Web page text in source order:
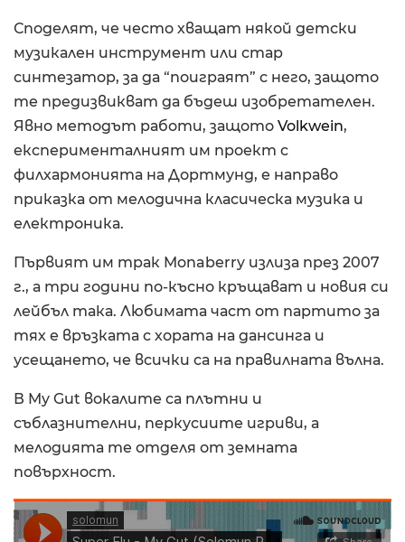
Споделят, че често хващат някой детски
музикален инструмент или стар
синтезатор, за да “поиграят” с него, защото
те предизвикват да бъдеш изобретателен.
Явно методът работи, защото Volkwein,
експерименталният им проект с
филхармонията на Дортмунд, е направо
приказка от мелодична класическа музика и
електроника.
Първият им трак Monaberry излиза през 2007
г., а три години по-късно кръщават и новия си
лейбъл така. Любимата част от партито за
тях е връзката с хората на дансинга и
усещането, че всички са на правилната вълна.
В My Gut вокалите са плътни и
съблазнителни, перкусиите игриви, а
мелодията те отделя от земната
повърхност.